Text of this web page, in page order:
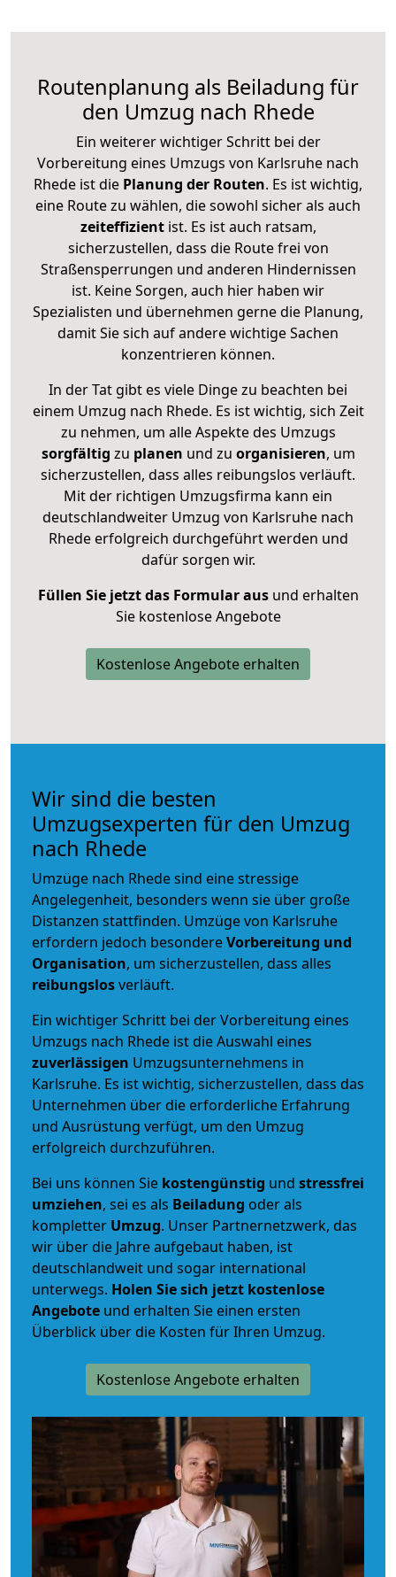
Routenplanung als Beiladung für
den Umzug nach Rhede
Ein weiterer wichtiger Schritt bei der
Vorbereitung eines Umzugs von Karlsruhe nach
Rhede ist die Planung der Routen. Es ist wichtig,
eine Route zu wählen, die sowohl sicher als auch
zeiteffizientist. Es ist auch ratsam,
sicherzustellen, dass die Route frei von
Straßensperrungen und anderen Hindernissen
ist. Keine Sorgen, auch hier haben wir
Spezialisten und übernehmen gerne die Planung,
damit Sie sich auf andere wichtige Sachen
konzentrieren können.
In der Tat gibt es viele Dinge zu beachten bei
einem Umzug nach Rhede. Es ist wichtig, sich Zeit
zu nehmen, um alle Aspekte des Umzugs
sorgfältig zu planen und zu organisieren, um
sicherzustellen, dass alles reibungslos verläuft.
Mit der richtigen Umzugsfirma kann ein
deutschlandweiter Umzug von Karlsruhe nach
Rhede erfolgreich durchgeführt werden und
dafür sorgen wir.
Füllen Sie jetzt das Formular ausund erhalten
Sie kostenlose Angebote
Kostenlose Angebote erhalten
Wir sind die besten
Umzugsexperten für den Umzug
nach Rhede
Umzüge nach Rhede sind eine stressige
Angelegenheit, besonders wenn sie über große
Distanzen stattfinden. Umzüge von Karlsruhe
erfordern jedoch besondereVorbereitung und
Organisation, um sicherzustellen, dass alles
reibungslosverläuft.
Ein wichtiger Schritt bei der Vorbereitung eines
Umzugs nach Rhede ist die Auswahl eines
zuverlässigen Umzugsunternehmens in
Karlsruhe. Es ist wichtig, sicherzustellen, dass das
Unternehmen über die erforderliche Erfahrung
und Ausrüstung verfügt, um den Umzug
erfolgreich durchzuführen.
Bei uns können Sie kostengünstig und stressfrei
umziehen, sei es als Beiladung oder als
kompletter Umzug. Unser Partnernetzwerk, das
wir über die Jahre aufgebaut haben, ist
deutschlandweit und sogar international
unterwegs. Holen Sie sich jetzt kostenlose
Angebote und erhalten Sie einen ersten
Überblick über die Kosten für Ihren Umzug.
Kostenlose Angebote erhalten